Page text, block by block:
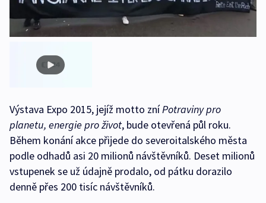
Výstava Expo 2015, jejíž motto zníPotraviny pro
planetu, energie pro život, bude otevřená půl roku.
Během konání akce přijede do severoitalského města
podle odhadů asi 20 milionů návštěvníků. Deset milionů
vstupenek se už údajně prodalo, od pátku dorazilo
denně přes 200 tisíc návštěvníků.